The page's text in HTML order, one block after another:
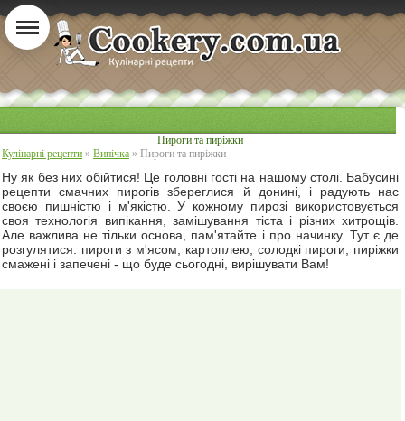
Пироги та пиріжки
Кулінарні рецепти » Випічка » Пироги та пиріжки
Ну як без них обійтися! Це головні гості на нашому столі. Бабусині
рецепти смачних пирогів збереглися й донині, і радують нас
своєю пишністю і м'якістю. У кожному пирозі використовується
своя технологія випікання, замішування тіста і різних хитрощів.
Але важлива не тільки основа, пам'ятайте і про начинку. Тут є де
розгулятися: пироги з м'ясом, картоплею, солодкі пироги, пиріжки
смажені і запечені - що буде сьогодні, вирішувати Вам!